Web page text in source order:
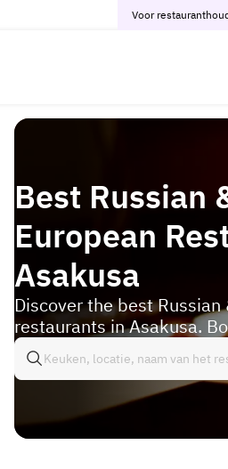
Voor
Best Russian
European
Asakusa
Discover the best
restaurants in Asakusa.